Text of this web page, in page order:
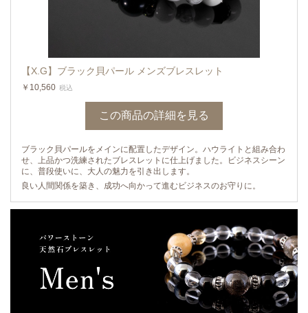
【X.G】ブラック貝パール メンズブレスレット
￥10,560 税込
この商品の詳細を見る
ブラック貝パールをメインに配置したデザイン。ハウライトと組み合わ
せ、上品かつ洗練されたブレスレットに仕上げました。ビジネスシーン
に、普段使いに、大人の魅力を引き出します。
良い人間関係を築き、成功へ向かって進むビジネスのお守りに。